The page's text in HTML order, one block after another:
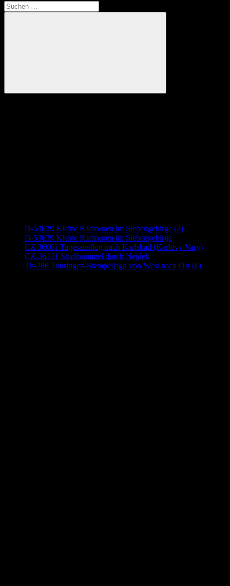
Suchen
nach:
Suchen
D-53639 Kleine Radtouren im Siebengebirge (2)
D-53639 Kleine Radtouren im Siebengebirge
CZ 36001 Tagesausflug nach Karlsbad (Karlovy Vary)
CZ-36221 Stadtbummel durch Nejdek
Th-288 Touringen-Stempeljagd von West nach Ost (6)